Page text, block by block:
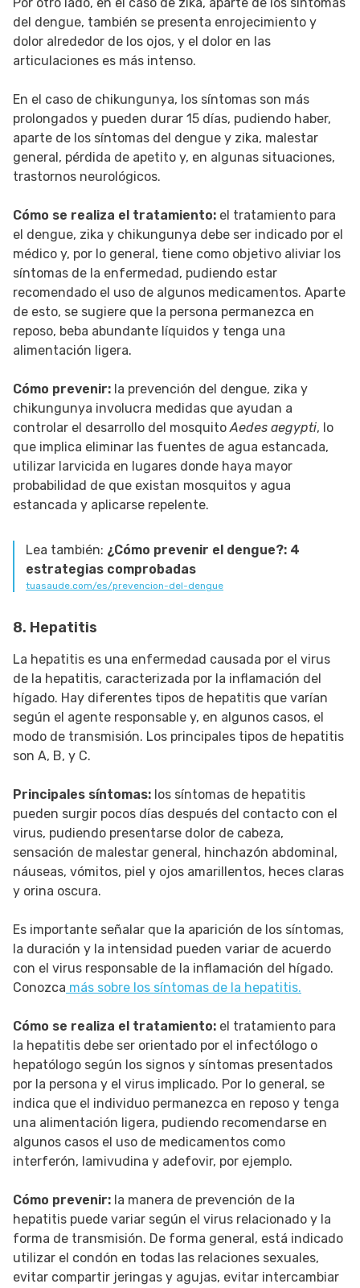
Por otro lado, en el caso de zika, aparte de los síntomas
del dengue, también se presenta enrojecimiento y
dolor alrededor de los ojos, y el dolor en las
articulaciones es más intenso.
En el caso de chikungunya, los síntomas son más
prolongados y pueden durar 15 días, pudiendo haber,
aparte de los síntomas del dengue y zika, malestar
general, pérdida de apetito y, en algunas situaciones,
trastornos neurológicos.
Cómo se realiza el tratamiento: el tratamiento para
el dengue, zika y chikungunya debe ser indicado por el
médico y, por lo general, tiene como objetivo aliviar los
síntomas de la enfermedad, pudiendo estar
recomendado el uso de algunos medicamentos. Aparte
de esto, se sugiere que la persona permanezca en
reposo, beba abundante líquidos y tenga una
alimentación ligera.
Cómo prevenir: la prevención del dengue, zika y
chikungunya involucra medidas que ayudan a
controlar el desarrollo del mosquitoAedes aegypti, lo
que implica eliminar las fuentes de agua estancada,
utilizar larvicida en lugares donde haya mayor
probabilidad de que existan mosquitos y agua
estancada y aplicarse repelente.
Lea también: ¿Cómo prevenir el dengue?: 4
estrategias comprobadas
tuasaude.com/es/prevencion-del-dengue
8. Hepatitis
La hepatitis es una enfermedad causada por el virus
de la hepatitis, caracterizada por la inflamación del
hígado. Hay diferentes tipos de hepatitis que varían
según el agente responsable y, en algunos casos, el
modo de transmisión. Los principales tipos de hepatitis
son A, B, y C.
Principales síntomas: los síntomas de hepatitis
pueden surgir pocos días después del contacto con el
virus, pudiendo presentarse dolor de cabeza,
sensación de malestar general, hinchazón abdominal,
náuseas, vómitos, piel y ojos amarillentos, heces claras
y orina oscura.
Es importante señalar que la aparición de los síntomas,
la duración y la intensidad pueden variar de acuerdo
con el virus responsable de la inflamación del hígado.
Conozca más sobre los síntomas de la hepatitis.
Cómo se realiza el tratamiento: el tratamiento para
la hepatitis debe ser orientado por el infectólogo o
hepatólogo según los signos y síntomas presentados
por la persona y el virus implicado. Por lo general, se
indica que el individuo permanezca en reposo y tenga
una alimentación ligera, pudiendo recomendarse en
algunos casos el uso de medicamentos como
interferón, lamivudina y adefovir, por ejemplo.
Cómo prevenir: la manera de prevención de la
hepatitis puede variar según el virus relacionado y la
forma de transmisión. De forma general, está indicado
utilizar el condón en todas las relaciones sexuales,
evitar compartir jeringas y agujas, evitar intercambiar